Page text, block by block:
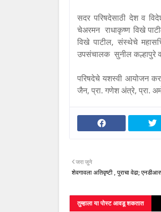
सदर परिषदेसाठी देश व
चेअरमन राधाकृष्ण विखे
विखे पाटील, संस्थेचे
उपसंचालक सुनील कल्हापुरे व
परिषदेचे यशस्वी आयोजन
जैन, प्रा. गणेश अंत्रे, प्रा.
जरा जुने
शेवगावला अतिवृष्टी , पुराचा वेढा;
तुम्‍हाला या पोस्‍ट आवडू शकतात